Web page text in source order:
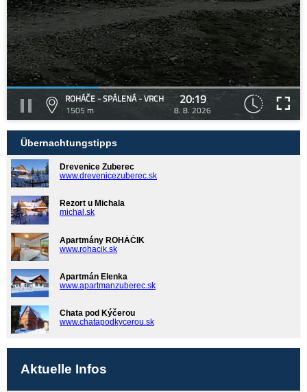
ROHÁČE - SPÁLENÁ - VRCH
1505 m
20:19
8. 8. 2026
Übernachtungstipps
Drevenice Zuberec
www.drevenicezuberec.sk
Rezort u Michala
michal.sk
Apartmány ROHÁČIK
www.rohacik.sk
Apartmán Elenka
www.apartmanzuberec.sk
Chata pod Kýčerou
www.chatapodkycerou.sk
Aktuelle Infos